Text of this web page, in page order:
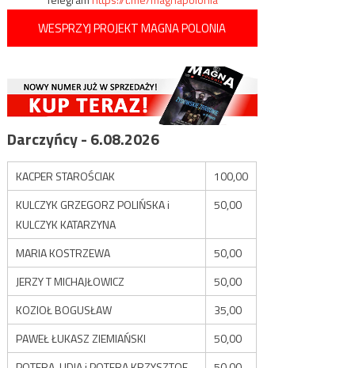
WESPRZYJ PROJEKT MAGNA POLONIA
Darczyńcy - 6.08.2026
KACPER STAROŚCIAK
100,00
KULCZYK GRZEGORZ POLIŃSKA i
KULCZYK KATARZYNA
50,00
MARIA KOSTRZEWA
50,00
JERZY T MICHAJŁOWICZ
50,00
KOZIOŁ BOGUSŁAW
35,00
PAWEŁ ŁUKASZ ZIEMIAŃSKI
50,00